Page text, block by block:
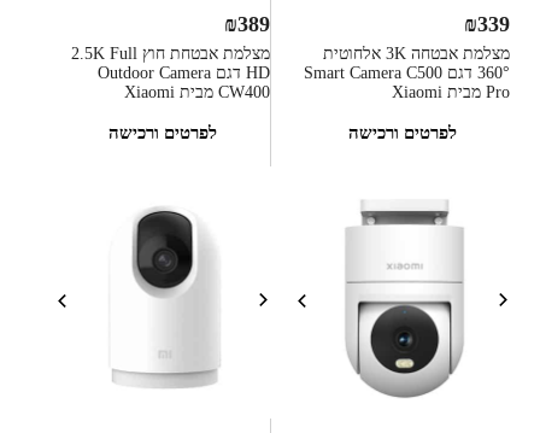
מצלמת אבטחה 3K אלחוטית
360° דגם Smart Camera C500
Pro מבית Xiaomi
₪339
לפרטים ורכישה
מצלמת אבטחת חוץ 2.5K Full
HD דגם Outdoor Camera
CW400 מבית Xiaomi
₪389
לפרטים ורכישה